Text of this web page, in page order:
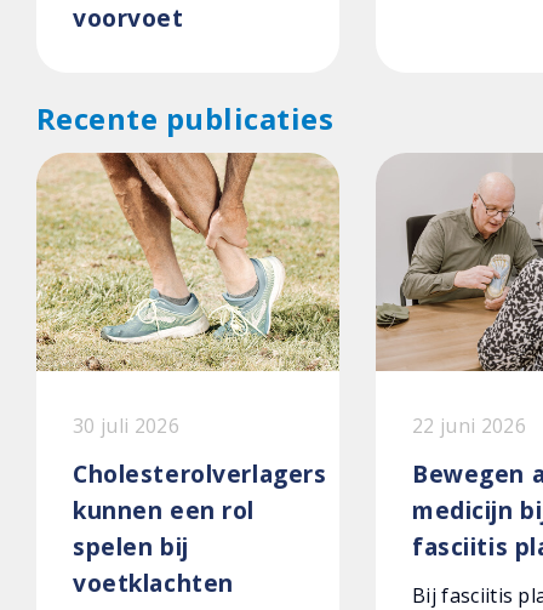
voorvoet
Recente publicaties
30 juli 2026
Cholesterolverlagers
kunnen een rol
spelen bij
voetklachten
22 juni 2026
Bewegen
medicijn
fasciitis
Bij fasciitis